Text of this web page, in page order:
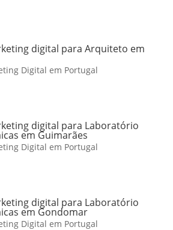
digital para Arquiteto em
Digital em Portugal
digital para Laboratório
em Guimarães
Digital em Portugal
digital para Laboratório
em Gondomar
Digital em Portugal